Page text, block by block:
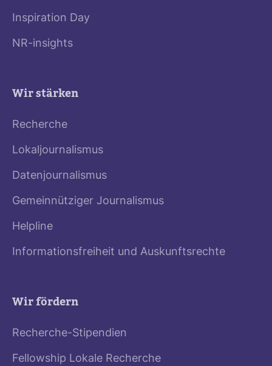
Inspiration Day
NR-insights
Wir stärken
Recherche
Lokaljournalismus
Datenjournalismus
Gemeinnütziger Journalismus
Helpline
Informationsfreiheit und Auskunftsrechte
Wir fördern
Recherche-Stipendien
Fellowship Lokale Recherche